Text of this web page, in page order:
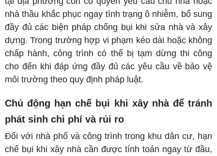
nhà thầu khắc phục ngay tình trạng ô nhiễm, bổ sung
đầy đủ các biện pháp chống bụi khi sửa nhà và xây
dựng. Trong trường hợp vi phạm kéo dài hoặc không
chấp hành, công trình có thể bị tạm dừng thi công
cho đến khi đáp ứng đầy đủ các yêu cầu về bảo vệ
môi trường theo quy định pháp luật.
Chủ động hạn chế bụi khi xây nhà để tránh
phát sinh chi phí và rủi ro
Đối với nhà phố và công trình trong khu dân cư, hạn
chế bụi khi xây nhà cần được tính toán ngay từ đầu,